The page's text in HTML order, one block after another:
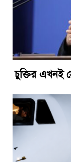
চুক্তির এখনই